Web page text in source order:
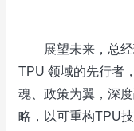
展望未来，总经
TPU 领域的先行者
魂、政策为翼，深
略，以可重构TPU